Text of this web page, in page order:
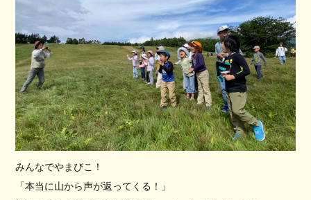
みんなでやまびこ！
「本当に山から声が返ってくる！」